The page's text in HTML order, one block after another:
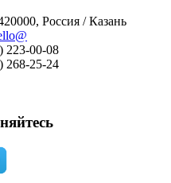
Россия / Казань
223-00-08
268-25-24